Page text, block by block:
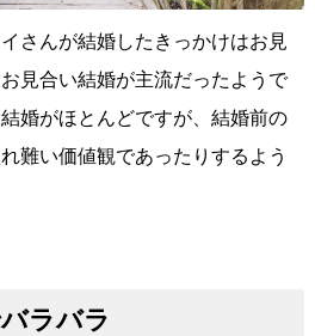
さんが結婚したきっかけはお見
見合い結婚が主流だったようで
婚がほとんどですが、結婚前の
難い価値観であったりするよう
ラバラ